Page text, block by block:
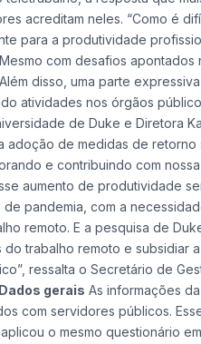
acreditam neles. “Como é
para a produtividade
com desafios
disso, uma parte
atividades nos órgãos
de Duke e Diretora
adoção de medidas de
e contribuindo com
aumento de produtividade
de pandemia, com a
remoto. E a pesquisa de
trabalho remoto e subsidiar
ressalta o Secretário de
Dados gerais As informações
com servidores públicos.
o mesmo questionário